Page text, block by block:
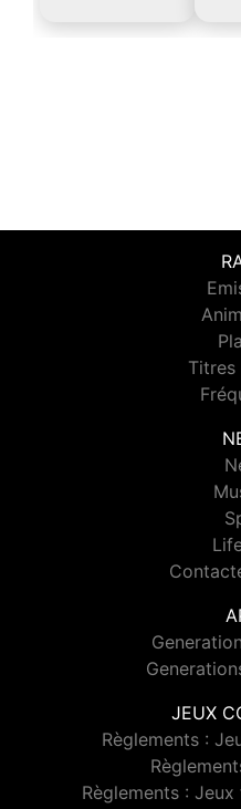
JEUX
Règlements :
Règlements :